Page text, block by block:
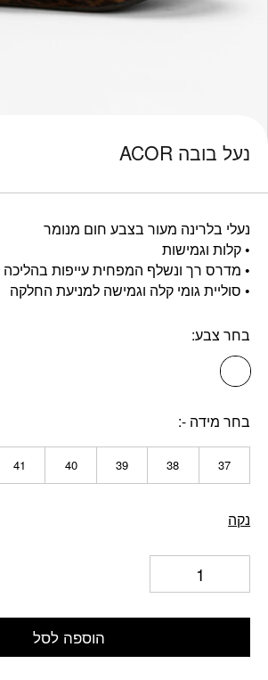
נעל בובה ACOR
נעלי בלרינה מעור בצבע חום מנומר
• קלות וגמישות
• מדרס רך ונשלף המפחית עייפות בהליכה
• סוליית גומי קלה וגמישה למניעת החלקה
בחר צבע
בחר מידה -
37
38
39
40
41
נקה
הוספה לסל